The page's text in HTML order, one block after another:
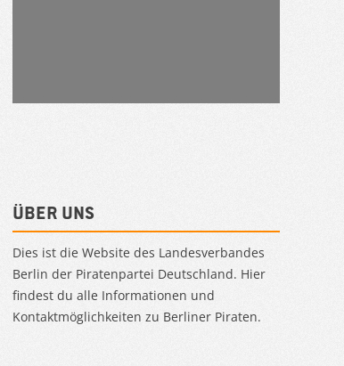
Über uns
Dies ist die Website des Landesverbandes
Berlin der Piratenpartei Deutschland. Hier
findest du alle Informationen und
Kontaktmöglichkeiten zu Berliner Piraten.